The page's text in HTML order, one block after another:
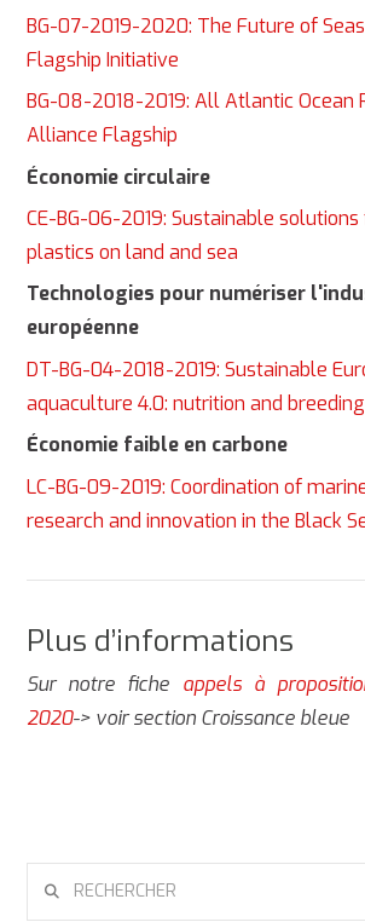
BG-07-2019-2020: The Future of
Flagship Initiative
BG-08-2018-2019: All Atlantic Ocean
Alliance Flagship
Économie circulaire
CE-BG-06-2019: Sustainable
plastics on land and sea
Technologies pour numériser
européenne
DT-BG-04-2018-2019: Sustainable
aquaculture 4.0: nutrition and breeding
Économie faible en carbone
LC-BG-09-2019: Coordination of
research and innovation in the Black
Plus d’informations
Sur notre fiche appels à
2020-> voir section Croissance bleue